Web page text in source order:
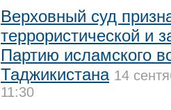
Верховный суд
террористической и
Партию исламского
Таджикистана 14
11:30